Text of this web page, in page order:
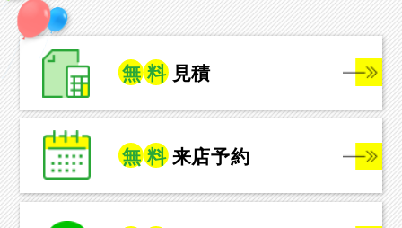
無 料 見積
無 料 来店予約